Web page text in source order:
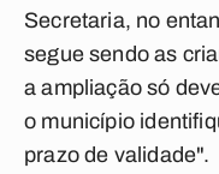
Secretaria, no
segue sendo as
a ampliação só
o município
prazo de validade".